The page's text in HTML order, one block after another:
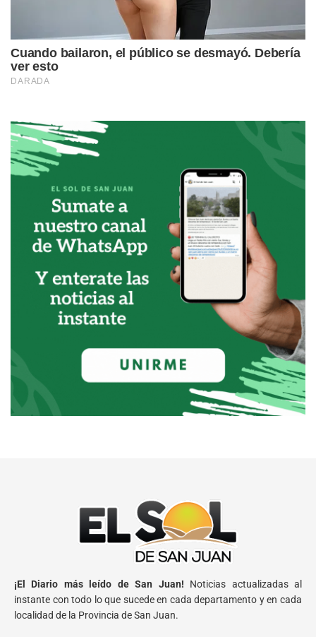
¡El Diario más leído de San Juan! Noticias actualizadas al
instante con todo lo que sucede en cada departamento y en cada
localidad de la Provincia de San Juan.